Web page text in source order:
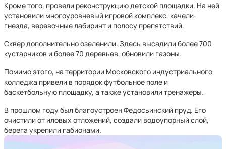
Кроме того, провели реконструкцию детской площадки. На ней
установили многоуровневый игровой комплекс, качели-
гнезда, веревочные лабиринт и полосу препятствий.
Сквер дополнительно озеленили. Здесь высадили более 700
кустарников и более 70 деревьев, обновили газоны.
Помимо этого, на территории Московского индустриального
колледжа привели в порядок футбольное поле и
баскетбольную площадку, а также установили тренажеры.
В прошлом году был благоустроен Федосьинский пруд. Его
очистили от иловых отложений, создали водоупорный слой,
берега укрепили габионами.